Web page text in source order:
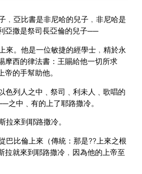
﹐亞比書是非尼哈的兒子﹐非尼哈是
亞撒是祭司長亞倫的兒子──
來。他是一位敏捷的經學士﹐精於永
摩西的律法書：王賜給他一切所求
的手幫助他。
色列人之中﹑祭司﹑利未人﹑歌唱的
之中﹑有的上了耶路撒冷。
拉來到耶路撒冷。
巴比倫上來（傳統：那是??上來之根
拉就來到耶路撒冷﹐因為他的上帝至